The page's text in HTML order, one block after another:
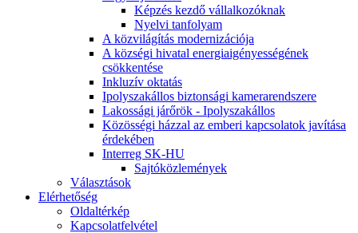
Képzés kezdő vállalkozóknak
Nyelvi tanfolyam
A közvilágítás modernizációja
A községi hivatal energiaigényességének
csökkentése
Inkluzív oktatás
Ipolyszakállos biztonsági kamerarendszere
Lakossági járőrök - Ipolyszakállos
Közösségi házzal az emberi kapcsolatok javítása
érdekében
Interreg SK-HU
Sajtóközlemények
Választások
Elérhetőség
Oldaltérkép
Kapcsolatfelvétel